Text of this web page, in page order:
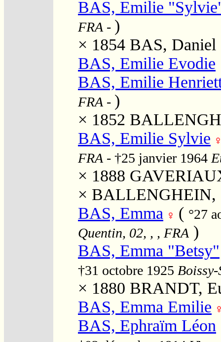
BAS, Emilie
FRA - )
× 1854 BAS, Daniel
BAS, Emilie Evodie
BAS, Emilie
FRA - )
× 1852
BAS, Emilie Sylvie
FRA - †25 janvier 1964
× 1888
× BALLENGHEIN,
BAS, Emma
( °27
Quentin, 02, , , FRA )
BAS, Emma "Betsy"
†31 octobre 1925
× 1880 BRANDT,
BAS, Emma Emilie
BAS, Ephraïm Léon